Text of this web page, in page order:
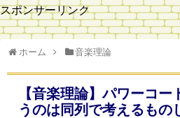
スポンサーリンク
ホーム 音楽理論
【音楽理論】パワーコ
うのは同列で考えるもの